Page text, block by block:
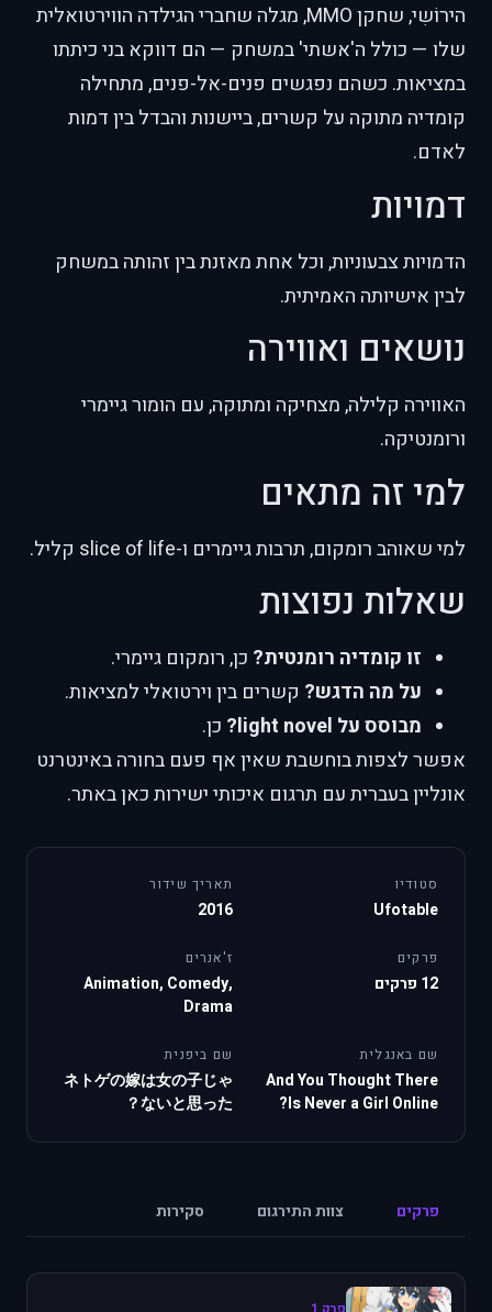
הירוֹשִי, שחקן MMO, מגלה שחברי הגילדה הווירטואלית
שלו — כולל ה'אשתי' במשחק — הם דווקא בני כיתתו
במציאות. כשהם נפגשים פנים-אל-פנים, מתחילה
קומדיה מתוקה על קשרים, ביישנות והבדל בין דמות
לאדם.
דמויות
הדמויות צבעוניות, וכל אחת מאזנת בין זהותה במשחק
לבין אישיותה האמיתית.
נושאים ואווירה
האווירה קלילה, מצחיקה ומתוקה, עם הומור גיימרי
ורומנטיקה.
למי זה מתאים
למי שאוהב רומקום, תרבות גיימרים ו-slice of life קליל.
שאלות נפוצות
זו קומדיה רומנטית? כן, רומקום גיימרי.
על מה הדגש? קשרים בין וירטואלי למציאות.
מבוסס על light novel?
כן.
אפשר לצפות בוחשבת שאין אף פעם בחורה באינטרנט
אונליין בעברית עם תרגום איכותי ישירות כאן באתר.
סטודיו
Ufotable
תאריך שידור
2016
פרקים
12 פרקים
ז'אנרים
Animation, Comedy,
Drama
שם באנגלית
And You Thought There
Is Never a Girl Online?
שם ביפנית
ネトゲの嫁は女の子じゃ
ないと思った？
פרקים צוות התירגום סקירות